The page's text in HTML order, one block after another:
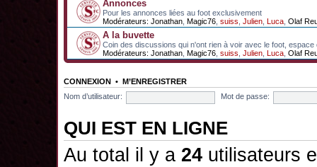
Annonces
Pour les annonces liées au foot exclusivement
Modérateurs: Jonathan Magic76 suiss Julien Luca Olaf
A la buvette
Coin des discussions qui n'ont rien à voir avec le foot, espace
Modérateurs: Jonathan Magic76 suiss Julien Luca Olaf
CONNEXION • M’ENREGISTRER
Nom d’utilisateur:
Mot de passe:
QUI EST EN LIGNE
Au total il y a 24 utilisateurs